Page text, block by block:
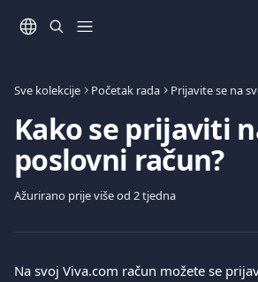
Sve kolekcije Početak rada Prijavite se na
Kako se prijaviti
poslovni račun?
Ažurirano prije više od 2 tjedna
Na svoj Viva.com račun možete se